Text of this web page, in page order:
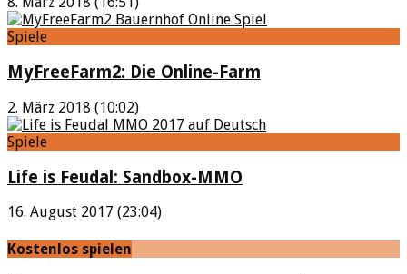
Spiele
MyFreeFarm2: Die Online-Farm
2. März 2018 (10:02)
Spiele
Life is Feudal: Sandbox-MMO
16. August 2017 (23:04)
Kostenlos spielen